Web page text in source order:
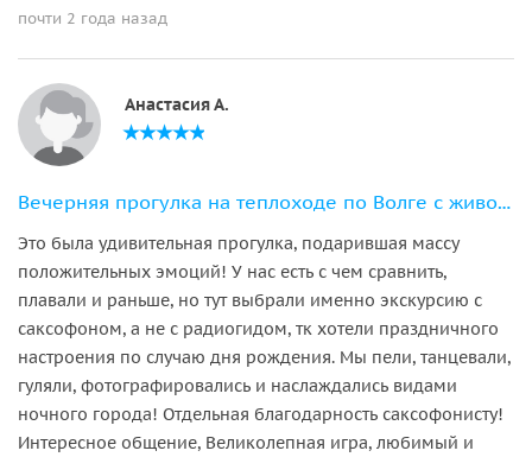
почти 2 года назад
Анастасия А.
Вечерняя прогулка на теплоходе по Волге с живой музыкой
Это была удивительная прогулка, подарившая массу
положительных эмоций! У нас есть с чем сравнить,
плавали и раньше, но тут выбрали именно экскурсию с
саксофоном, а не с радиогидом, тк хотели праздничного
настроения по случаю дня рождения. Мы пели, танцевали,
гуляли, фотографировались и наслаждались видами
ночного города! Отдельная благодарность саксофонисту!
Интересное общение, Великолепная игра, любимый и